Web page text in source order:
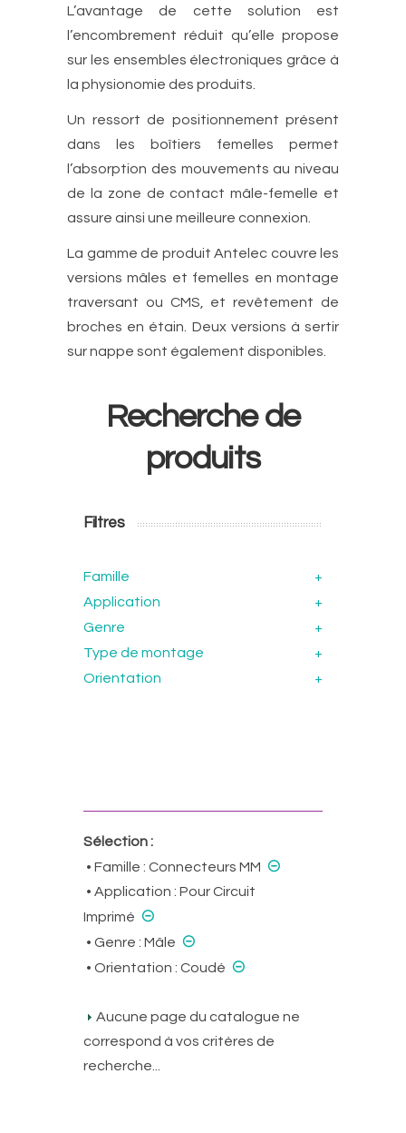
L’avantage de cette solution est
l’encombrement réduit qu’elle propose
sur les ensembles électroniques grâce à
la physionomie des produits.
Un ressort de positionnement présent
dans les boîtiers femelles permet
l’absorption des mouvements au niveau
de la zone de contact mâle-femelle et
assure ainsi une meilleure connexion.
La gamme de produit Antelec couvre les
versions mâles et femelles en montage
traversant ou CMS, et revêtement de
broches en étain. Deux versions à sertir
sur nappe sont également disponibles.
Recherche de
produits
Filtres
Famille
+
Application
+
Genre
+
Type de montage
+
Orientation
+
Sélection :
• Famille : Connecteurs MM ⊝
• Application : Pour Circuit
Imprimé ⊝
• Genre : Mâle ⊝
• Orientation : Coudé ⊝
Aucune page du catalogue ne
correspond à vos critères de
recherche...